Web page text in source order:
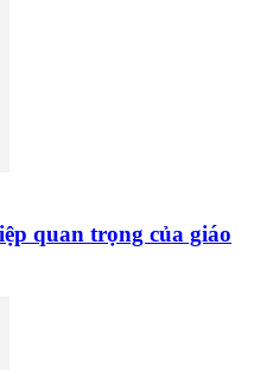
quan trọng của giáo